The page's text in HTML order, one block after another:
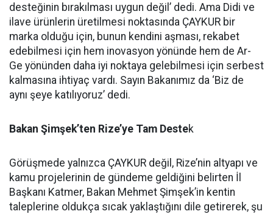
desteğinin bırakılması uygun değil’ dedi. Ama Didi ve
ilave ürünlerin üretilmesi noktasında ÇAYKUR bir
marka olduğu için, bunun kendini aşması, rekabet
edebilmesi için hem inovasyon yönünde hem de Ar-
Ge yönünden daha iyi noktaya gelebilmesi için serbest
kalmasına ihtiyaç vardı. Sayın Bakanımız da ‘Biz de
aynı şeye katılıyoruz’ dedi.
Bakan Şimşek’ten Rize’ye Tam Destek
Görüşmede yalnızca ÇAYKUR değil, Rize’nin altyapı ve
kamu projelerinin de gündeme geldiğini belirten İl
Başkanı Katmer, Bakan Mehmet Şimşek’in kentin
taleplerine oldukça sıcak yaklaştığını dile getirerek, şu